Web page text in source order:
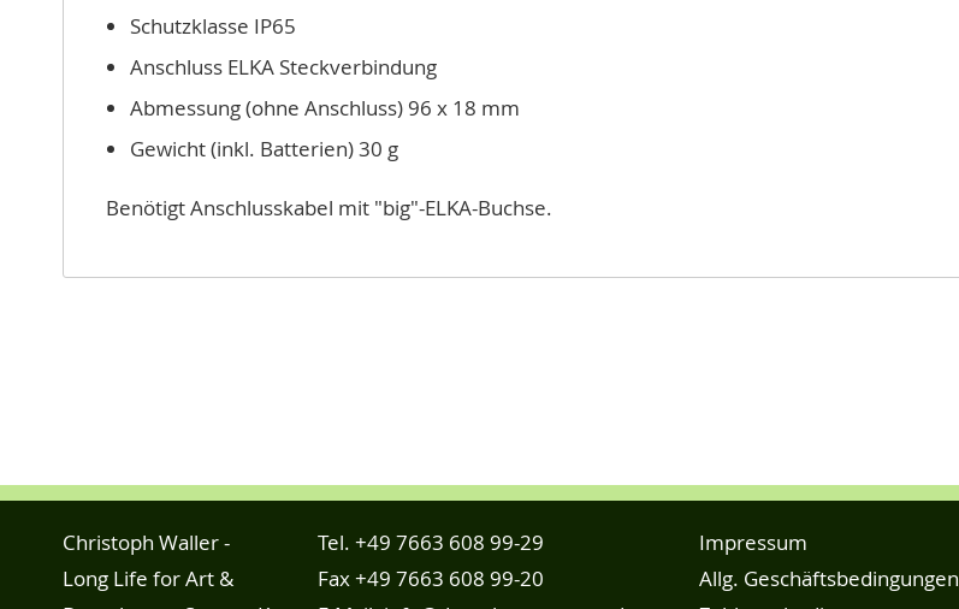
Schutzklasse IP65
Anschluss ELKA Steckverbindung
Abmessung (ohne Anschluss) 96 x 18 mm
Gewicht (inkl. Batterien) 30 g
Benötigt Anschlusskabel mit "big"-ELKA-Buchse.
Christoph Waller -
Long Life for Art &
Tel. +49 7663 608 99-29
Fax +49 7663 608 99-20
Impressum
Allg. Geschäftsbedingungen